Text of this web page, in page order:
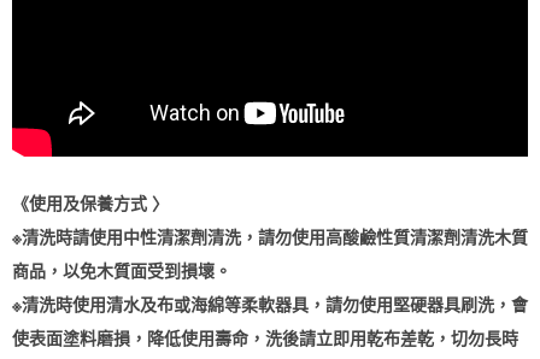
《使用及保養方式 〉
※清洗時請使用中性清潔劑清洗，請勿使用高酸鹼性質清潔劑清洗木質
商品，以免木質面受到損壞。
※清洗時使用清水及布或海綿等柔軟器具，請勿使用堅硬器具刷洗，會
使表面塗料磨損，降低使用壽命，洗後請立即用乾布差乾，切勿長時